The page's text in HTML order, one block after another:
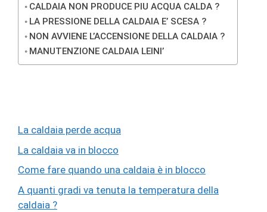
CALDAIA NON PRODUCE PIU ACQUA CALDA ?
LA PRESSIONE DELLA CALDAIA E’ SCESA ?
NON AVVIENE L’ACCENSIONE DELLA CALDAIA ?
MANUTENZIONE CALDAIA LEINI’
La caldaia perde acqua
La caldaia va in blocco
Come fare quando una caldaia è in blocco
A quanti gradi va tenuta la temperatura della
caldaia ?